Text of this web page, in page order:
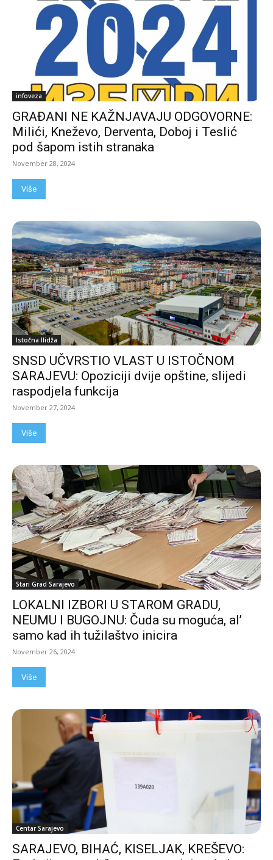
infoveza
GRAĐANI NE KAŽNJAVAJU ODGOVORNE:
Milići, Kneževo, Derventa, Doboj i Teslić
pod šapom istih stranaka
November 28, 2024
Više
Istočna Ilidža
SNSD UČVRSTIO VLAST U ISTOČNOM
SARAJEVU: Opoziciji dvije opštine, slijedi
raspodjela funkcija
November 27, 2024
Više
Stari Grad Sarajevo
LOKALNI IZBORI U STAROM GRADU,
NEUMU I BUGOJNU: Čuda su moguća, al’
samo kad ih tužilaštvo inicira
November 26, 2024
Više
Centar Sarajevo
SARAJEVO, BIHAĆ, KISELJAK, KREŠEVO: